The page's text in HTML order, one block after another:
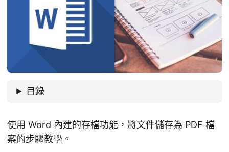
目錄
使用 Word 內建的存檔功能，將文件儲存為 PDF 檔
案的步驟教學。